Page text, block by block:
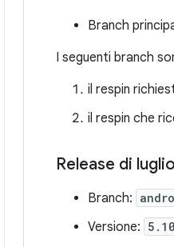
Branch
I seguenti branch
il respin
il respin che
Release di
Branch:
Versione: